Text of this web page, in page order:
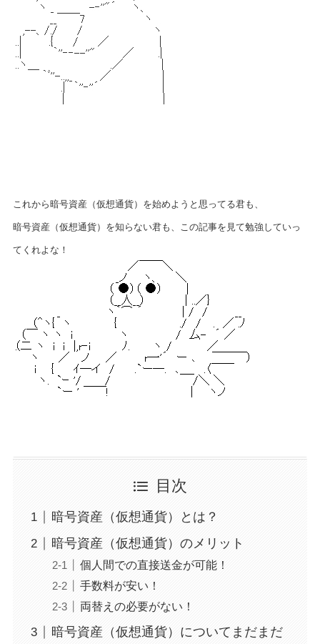
これから暗号資産（仮想通貨）を始めようと思ってる君も、
暗号資産（仮想通貨）を知らない君も、この記事を見て勉強していっ
てくれよな！
目次
暗号資産（仮想通貨）とは？
暗号資産（仮想通貨）のメリット
個人間での直接送金が可能！
手数料が安い！
両替えの必要がない！
暗号資産（仮想通貨）についてまだまだ